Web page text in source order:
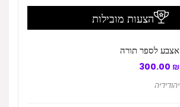
הצעות מובילות
אצבע לספר תורה
300.00 ₪
יהודידיה